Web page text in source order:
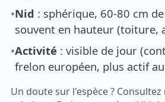
•Nid : sphérique, 60-80 cm
souvent en hauteur (toiture,
•Activité : visible de jour
frelon européen, plus actif
Un doute sur l'espèce ? Consultez